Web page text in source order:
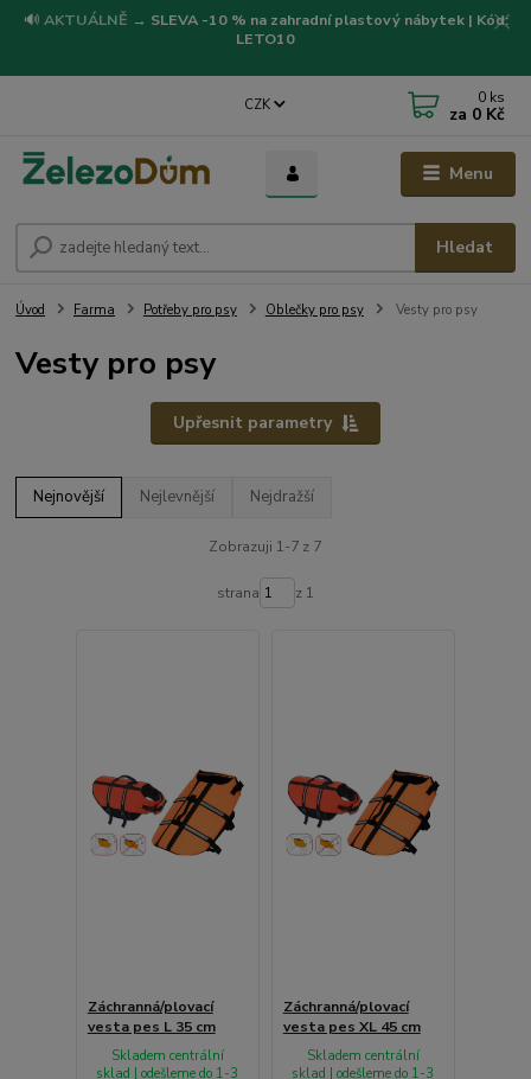
🔊 AKTUÁLNĚ → SLEVA -10 % na zahradní plastový nábytek | Kód:
LETO10
Menu
CZK
Hledat
0 ks
za 0 Kč
Úvod Farma Potřeby pro psy Oblečky pro psy Vesty pro psy
Vesty pro psy
Upřesnit parametry
Nejnovější Nejlevnější Nejdražší
Zobrazuji 1-7 z 7
strana z 1
Záchranná/plovací
vesta pes L 35 cm
Skladem centrální
sklad | odešleme do 1-3
Záchranná/plovací
vesta pes XL 45 cm
Skladem centrální
sklad | odešleme do 1-3